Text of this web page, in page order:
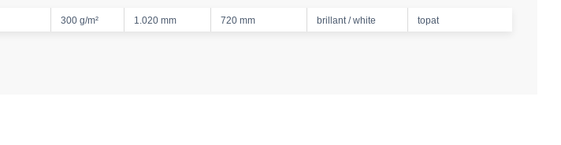
300 g/m² 1.020 mm 720 mm brillant / white topat